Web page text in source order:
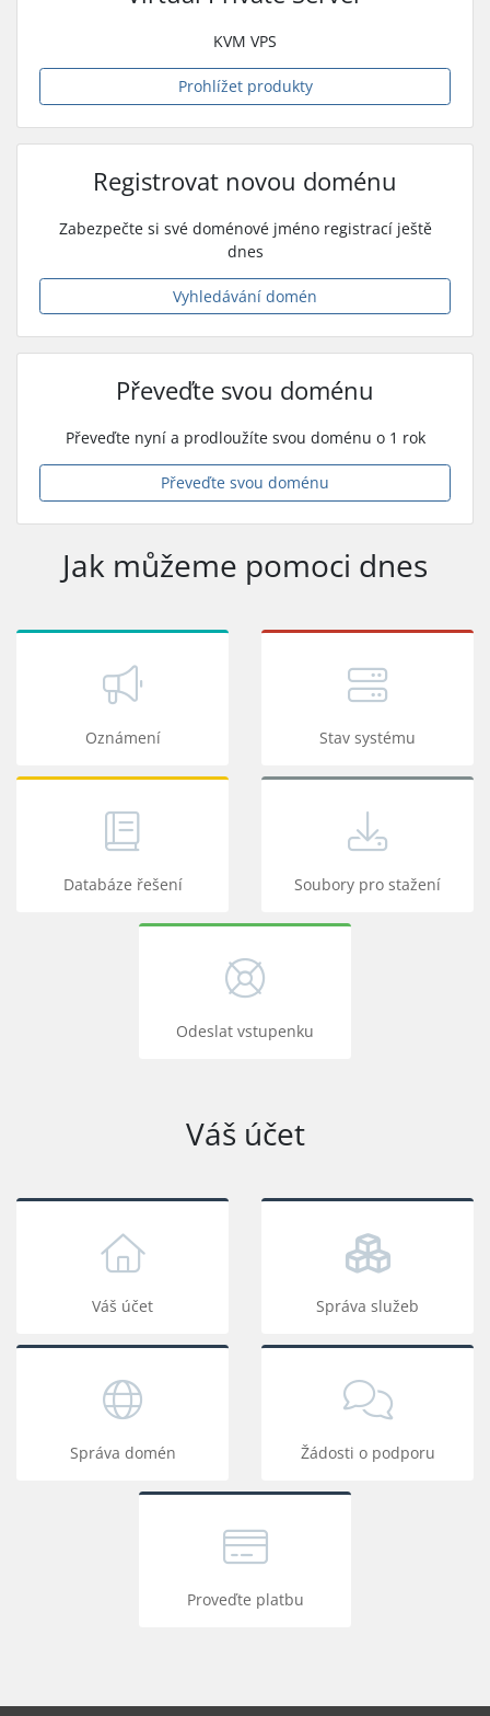
KVM VPS
Prohlížet produkty
Registrovat novou doménu
Zabezpečte si své doménové jméno registrací ještě
dnes
Vyhledávání domén
Převeďte svou doménu
Převeďte nyní a prodloužíte svou doménu o 1 rok
Převeďte svou doménu
Jak můžeme pomoci dnes
Oznámení Stav systému
Databáze řešení Soubory pro stažení
Odeslat vstupenku
Váš účet
Váš účet Správa služeb
Správa domén Žádosti o podporu
Proveďte platbu